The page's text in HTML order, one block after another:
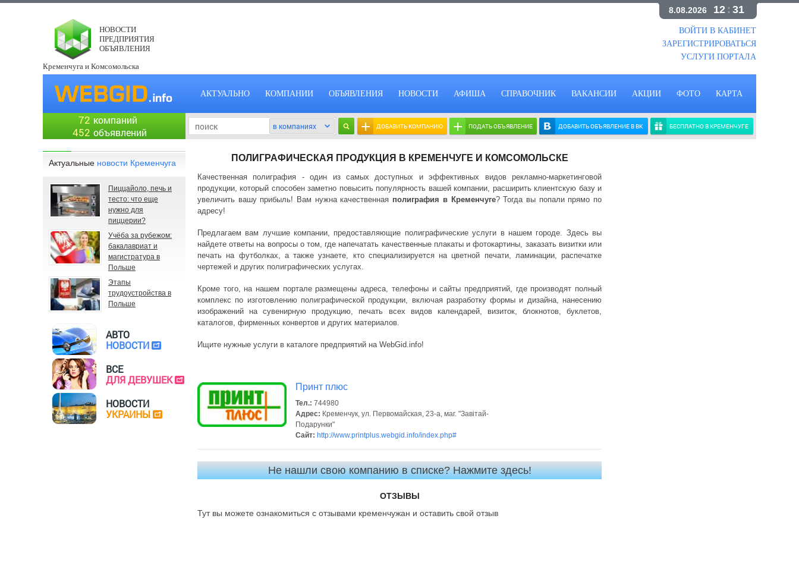
8.08.2026 12 : 31
НОВОСТИ
ПРЕДПРИЯТИЯ
ОБЪЯВЛЕНИЯ
Кременчуга и Комсомольска
ВОЙТИ В КАБИНЕТ
ЗАРЕГИСТРИРОВАТЬСЯ
УСЛУГИ ПОРТАЛА
АКТУАЛЬНО КОМПАНИИ ОБЪЯВЛЕНИЯ НОВОСТИ АФИША СПРАВОЧНИК ВАКАНСИИ АКЦИИ ФОТО КАРТА
72 компаний
452 объявлений + ДОБАВИТЬ КОМПАНИЮ + ПОДАТЬ ОБЪЯВЛЕНИЕ ДОБАВИТЬ ОБЪЯВЛЕНИЕ В ВК БЕСПЛАТНО В КРЕМЕНЧУГЕ
ПОЛИГРАФИЧЕСКАЯ ПРОДУКЦИЯ В КРЕМЕНЧУГЕ И КОМСОМОЛЬСКЕ
Качественная полиграфия - один из самых доступных и эффективных видов рекламно-маркетинговой
продукции, который способен заметно повысить популярность вашей компании, расширить клиентскую базу и
увеличить вашу прибыль! Вам нужна качественная полиграфия в Кременчуге? Тогда вы попали прямо по
адресу!
Предлагаем вам лучшие компании, предоставляющие полиграфические услуги в нашем городе. Здесь вы
найдете ответы на вопросы о том, где напечатать качественные плакаты и фотокартины, заказать визитки или
печать на футболках, а также узнаете, кто специализируется на цветной печати, ламинации, распечатке
чертежей и других полиграфических услугах.
Кроме того, на нашем портале размещены адреса, телефоны и сайты предприятий, где производят полный
комплекс по изготовлению полиграфической продукции, включая разработку формы и дизайна, нанесению
изображений на сувенирную продукцию, печать всех видов календарей, визиток, блокнотов, буклетов,
каталогов, фирменных конвертов и других материалов.
Ищите нужные услуги в каталоге предприятий на WebGid.info!
Принт плюс
Тел.: 744980
Адрес: Кременчук, ул. Первомайская, 23-а, маг. "Завітай-
Подарунки"
Сайт: http://www.printplus.webgid.info/index.php#
Не нашли свою компанию в списке? Нажмите здесь!
ОТЗЫВЫ
Тут вы можете ознакомиться с отзывами кременчужан и оставить свой отзыв
Актуальные новости Кременчуга
Пиццайоло, печь и
тесто: что еще
нужно для
пиццерии?
Учёба за рубежом:
бакалавриат и
магистратура в
Польше
Этапы
трудоустройства в
Польше
АВТО
НОВОСТИ
ВСЕ
ДЛЯ ДЕВУШЕК
НОВОСТИ
УКРАИНЫ